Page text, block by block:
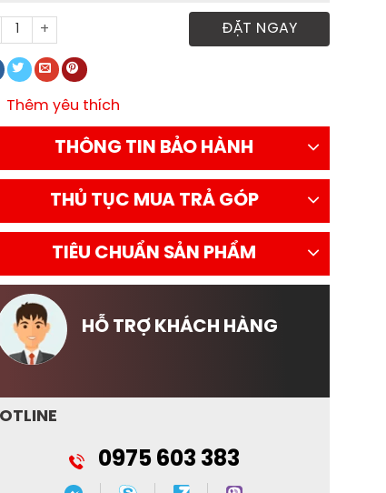
tải Đô Thành IZ50S thùng mui bạt số lượng
ĐẶT NGAY
Thêm yêu thích
THÔNG TIN BẢO HÀNH
THỦ TỤC MUA TRẢ GÓP
TIÊU CHUẨN SẢN PHẨM
HỖ TRỢ KHÁCH HÀNG
0975 603 383